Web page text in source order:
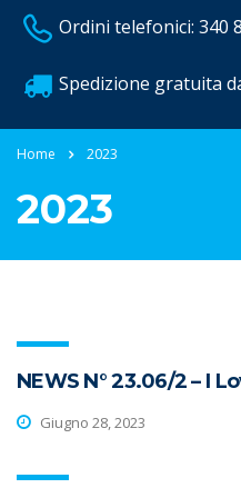
Ordini telefonici: 340
Spedizione gratuita
Home 2023
2023
NEWS N° 23.06/2 – I
Giugno 28, 2023